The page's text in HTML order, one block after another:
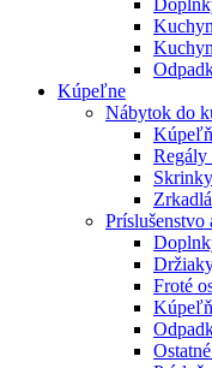
Kúpeľne
Nábytok do
Zrkadlá
Froté